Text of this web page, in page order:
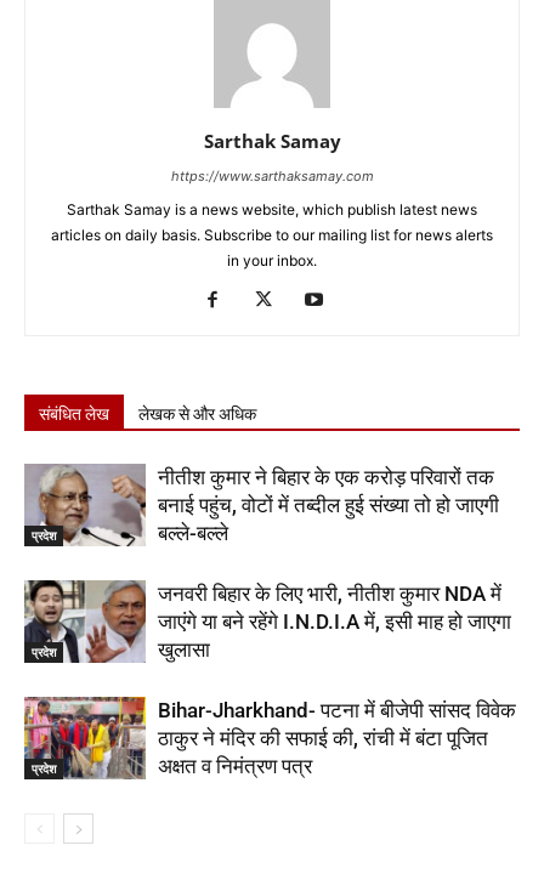
Sarthak Samay
https://www.sarthaksamay.com
Sarthak Samay is a news website, which publish latest news
articles on daily basis. Subscribe to our mailing list for news alerts
in your inbox.
संबंधित लेख लेखक से और अधिक
प्रदेश
नीतीश कुमार ने बिहार के एक करोड़ परिवारों तक
बनाई पहुंच, वोटों में तब्दील हुई संख्या तो हो जाएगी
बल्ले-बल्ले
प्रदेश
जनवरी बिहार के लिए भारी, नीतीश कुमार NDA में
जाएंगे या बने रहेंगे I.N.D.I.A में, इसी माह हो जाएगा
खुलासा
प्रदेश
Bihar-Jharkhand- पटना में बीजेपी सांसद विवेक
ठाकुर ने मंदिर की सफाई की, रांची में बंटा पूजित
अक्षत व निमंत्रण पत्र